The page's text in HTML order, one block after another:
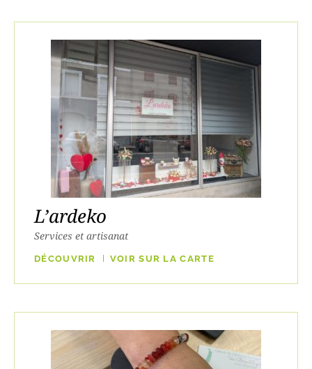
L’ardeko
Services et artisanat
DÉCOUVRIR VOIR SUR LA CARTE